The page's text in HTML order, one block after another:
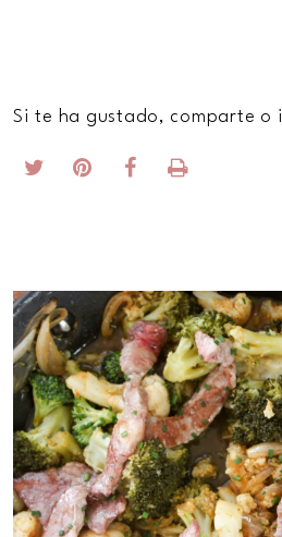
Si te ha gustado, comparte o